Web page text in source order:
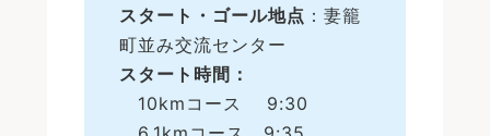
スタート・ゴール地点 ： 妻籠
町並み交流センター
スタート時間：
10kmコース 9:30